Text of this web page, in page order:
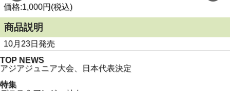
価格:1,000円(税込)
商品説明
10月23日発売
TOP NEWS
アジアジュニア大会、日本代表決定
特集